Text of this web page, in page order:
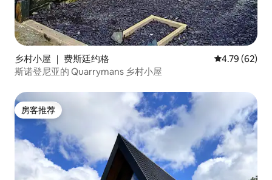
乡村小屋 ｜ 费斯廷约格 平均评分
4.79 (62)
斯诺登尼亚的 Quarrymans 乡村小屋
房客推荐
房客推荐